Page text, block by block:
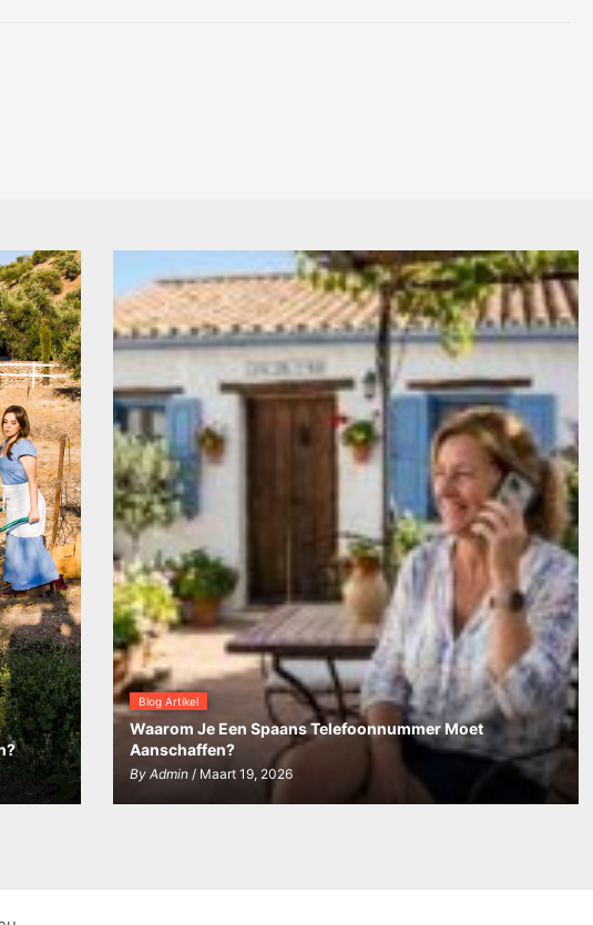
Blog Artikel
Waarom Je Een Spaans Telefoonnummer Moet
Aanschaffen?
By Admin/ Maart 19, 2026